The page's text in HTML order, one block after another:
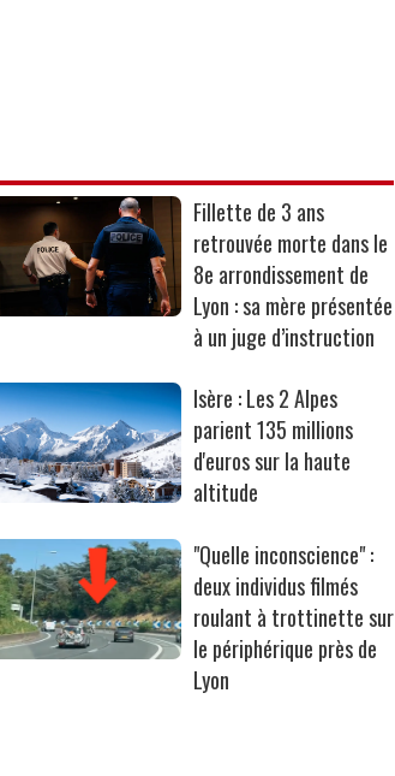
Fillette de 3 ans
retrouvée morte dans le
8e arrondissement de
Lyon : sa mère présentée
à un juge d’instruction
Isère : Les 2 Alpes
parient 135 millions
d'euros sur la haute
altitude
"Quelle inconscience" :
deux individus filmés
roulant à trottinette sur
le périphérique près de
Lyon